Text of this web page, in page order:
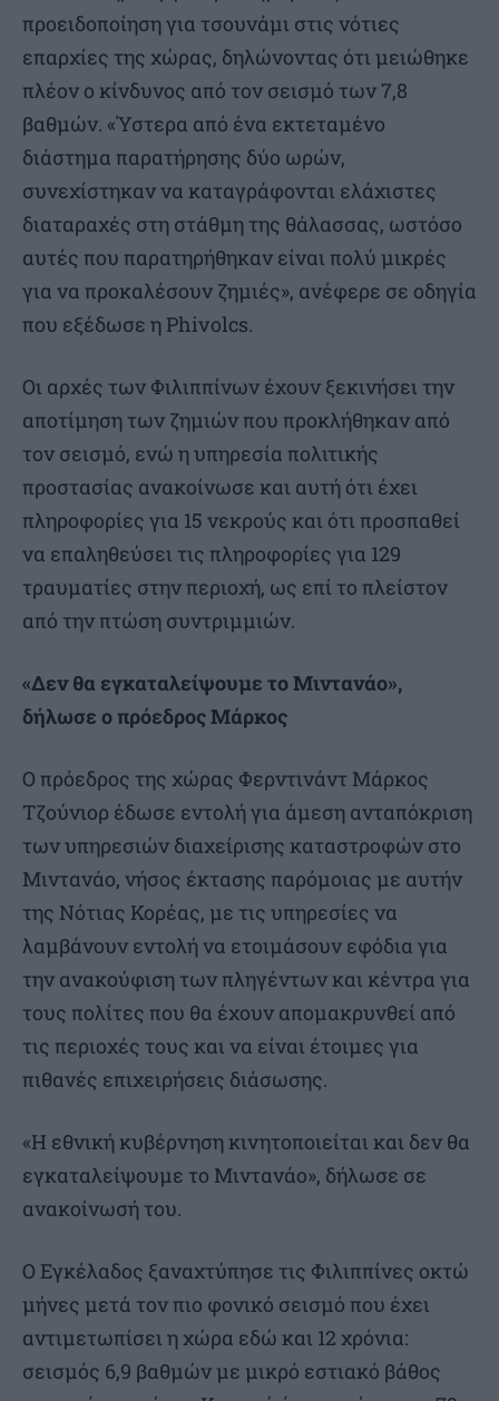
προειδοποίηση για τσουνάμι στις νότιες
επαρχίες της χώρας, δηλώνοντας ότι μειώθηκε
πλέον ο κίνδυνος από τον σεισμό των 7,8
βαθμών. «Ύστερα από ένα εκτεταμένο
διάστημα παρατήρησης δύο ωρών,
συνεχίστηκαν να καταγράφονται ελάχιστες
διαταραχές στη στάθμη της θάλασσας, ωστόσο
αυτές που παρατηρήθηκαν είναι πολύ μικρές
για να προκαλέσουν ζημιές», ανέφερε σε οδηγία
που εξέδωσε η Phivolcs.
Οι αρχές των Φιλιππίνων έχουν ξεκινήσει την
αποτίμηση των ζημιών που προκλήθηκαν από
τον σεισμό, ενώ η υπηρεσία πολιτικής
προστασίας ανακοίνωσε και αυτή ότι έχει
πληροφορίες για 15 νεκρούς και ότι προσπαθεί
να επαληθεύσει τις πληροφορίες για 129
τραυματίες στην περιοχή, ως επί το πλείστον
από την πτώση συντριμμιών.
«Δεν θα εγκαταλείψουμε το Μιντανάο»,
δήλωσε ο πρόεδρος Μάρκος
Ο πρόεδρος της χώρας Φερντινάντ Μάρκος
Τζούνιορ έδωσε εντολή για άμεση ανταπόκριση
των υπηρεσιών διαχείρισης καταστροφών στο
Μιντανάο, νήσος έκτασης παρόμοιας με αυτήν
της Νότιας Κορέας, με τις υπηρεσίες να
λαμβάνουν εντολή να ετοιμάσουν εφόδια για
την ανακούφιση των πληγέντων και κέντρα για
τους πολίτες που θα έχουν απομακρυνθεί από
τις περιοχές τους και να είναι έτοιμες για
πιθανές επιχειρήσεις διάσωσης.
«Η εθνική κυβέρνηση κινητοποιείται και δεν θα
εγκαταλείψουμε το Μιντανάο», δήλωσε σε
ανακοίνωσή του.
Ο Εγκέλαδος ξαναχτύπησε τις Φιλιππίνες οκτώ
μήνες μετά τον πιο φονικό σεισμό που έχει
αντιμετωπίσει η χώρα εδώ και 12 χρόνια:
σεισμός 6,9 βαθμών με μικρό εστιακό βάθος